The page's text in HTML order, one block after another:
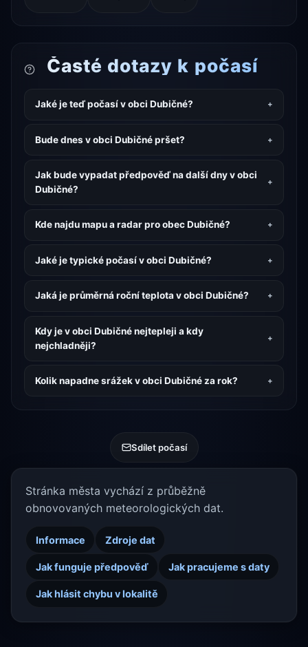
Časté dotazy k počasí
Jaké je teď počasí v obci Dubičné?
Bude dnes v obci Dubičné pršet?
Jak bude vypadat předpověď na další dny v obci
Dubičné?
Kde najdu mapu a radar pro obec Dubičné?
Jaké je typické počasí v obci Dubičné?
Jaká je průměrná roční teplota v obci Dubičné?
Kdy je v obci Dubičné nejtepleji a kdy
nejchladněji?
Kolik napadne srážek v obci Dubičné za rok?
Sdílet počasí
Stránka města vychází z průběžně
obnovovaných meteorologických dat.
Informace Zdroje dat
Jak funguje předpověď Jak pracujeme s daty
Jak hlásit chybu v lokalitě